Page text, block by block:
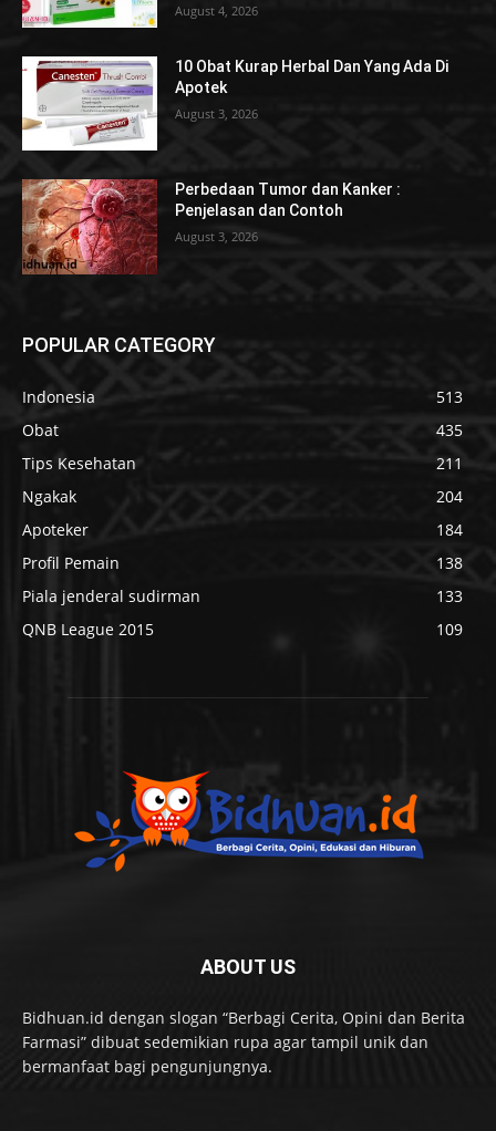
August 4, 2026
10 Obat Kurap Herbal Dan Yang Ada Di
Apotek
August 3, 2026
Perbedaan Tumor dan Kanker :
Penjelasan dan Contoh
August 3, 2026
POPULAR CATEGORY
Indonesia
513
Obat
435
Tips Kesehatan
211
Ngakak
204
Apoteker
184
Profil Pemain
138
Piala jenderal sudirman
133
QNB League 2015
109
ABOUT US
Bidhuan.id dengan slogan “Berbagi Cerita, Opini dan Berita
Farmasi” dibuat sedemikian rupa agar tampil unik dan
bermanfaat bagi pengunjungnya.